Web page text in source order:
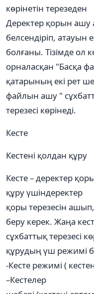
көрінетін терезеден
Деректер қорын
белсендіріп, атауын
болғаны. Тізімде ол
орналасқан "Басқа
қатарының екі рет
файлын ашу "
терезесі көрінеді.
Кесте
Кестені қолдан құру
Кесте – деректер
құру үшіндеректер
қоры терезесін
беру керек. Жаңа
сұхбаттық терезесі
құрудың үш режимі
-Кесте режимі (
–Кестелер